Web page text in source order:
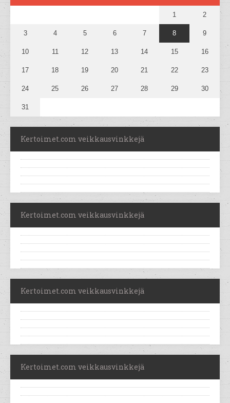
1 2
3 4 5 6 7 8 9
10 11 12 13 14 15 16
17 18 19 20 21 22 23
24 25 26 27 28 29 30
31
Kertoimet.com veikkausvinkkejä
Kertoimet.com veikkausvinkkejä
Kertoimet.com veikkausvinkkejä
Kertoimet.com veikkausvinkkejä